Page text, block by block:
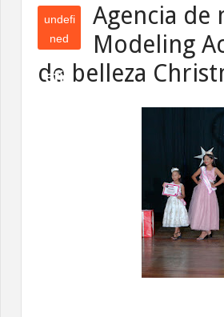
undefi
ned
efin
Agencia de
Modeling
de belleza